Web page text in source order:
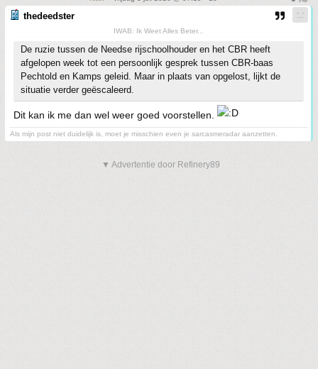
thedeedster
IWAB: Ik Weet Alles Beter...
De ruzie tussen de Needse rijschoolhouder en het CBR heeft
afgelopen week tot een persoonlijk gesprek tussen CBR-baas
Pechtold en Kamps geleid. Maar in plaats van opgelost, lijkt de
situatie verder geëscaleerd.
Dit kan ik me dan wel weer goed voorstellen.
Als mijn post niet duidelijk is, moet je misschien even je sarcasmeradar aanzetten.
▼ Advertentie door Refinery89